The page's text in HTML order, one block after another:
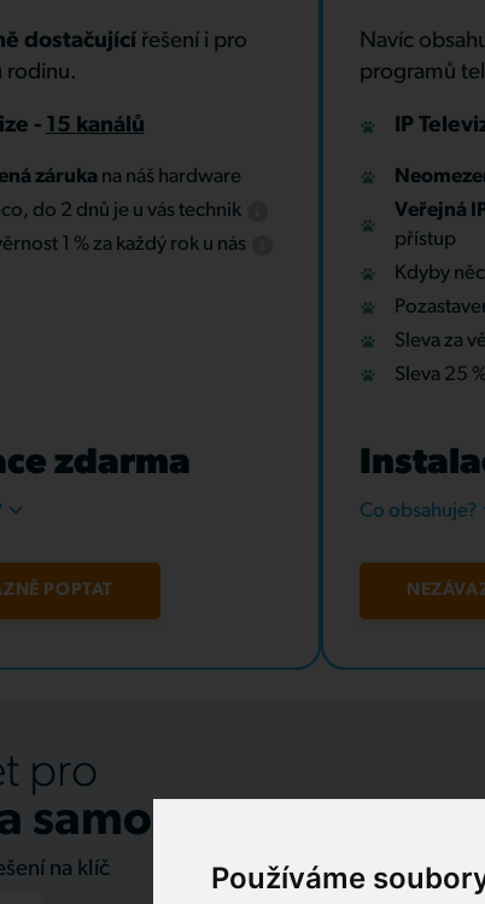
Používáme
dostačující řešení i pro
rodinu.
- 15 kanálů
záruka na náš hardware
do 2 dnů je u vás technik
1 % za každý rok u nás
zdarma
POPTAT
Navíc
programů
IP
Veřejná
přístup
Kdyby
Sleva za
Sleva 25
Co obsahuje?
pro
samosprávu
na klíč